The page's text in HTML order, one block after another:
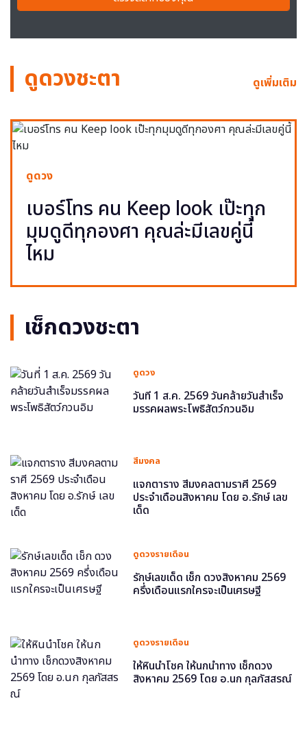
ดูดวงชะตา ดูเพิ่มเติม
ดูดวง
เบอร์โทร คน Keep look เป๊ะทุก
มุมดูดีทุกองศา คุณล่ะมีเลขคู่นี้
ไหม
เช็กดวงชะตา
ดูดวง
วันที่ 1 ส.ค. 2569 วันคล้ายวันสำเร็จ
มรรคผลพระโพธิสัตว์กวนอิม
สีมงคล
แจกตาราง สีมงคลตามราศี 2569
ประจำเดือนสิงหาคม โดย อ.รักษ์ เลข
เด็ด
ดูดวงรายเดือน
รักษ์เลขเด็ด เช็ก ดวงสิงหาคม 2569
ครึ่งเดือนแรกใครจะเป็นเศรษฐี
ดูดวงรายเดือน
ให้หินนำโชค ให้นกนำทาง เช็กดวง
สิงหาคม 2569 โดย อ.นก กุลภัสสรณ์